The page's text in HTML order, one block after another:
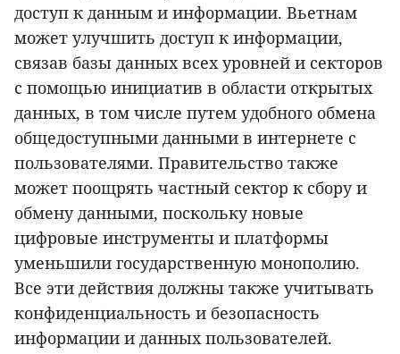
доступ к данным и информации. Вьетнам
может улучшить доступ к информации,
связав базы данных всех уровней и секторов
с помощью инициатив в области открытых
данных, в том числе путем удобного обмена
общедоступными данными в интернете с
пользователями. Правительство также
может поощрять частный сектор к сбору и
обмену данными, поскольку новые
цифровые инструменты и платформы
уменьшили государственную монополию.
Все эти действия должны также учитывать
конфиденциальность и безопасность
информации и данных пользователей.